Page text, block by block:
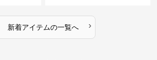
新着アイテムの一覧へ ›